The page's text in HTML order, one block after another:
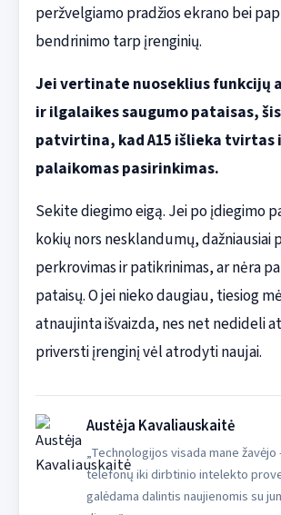
peržvelgiamo pradžios ekrano bei
bendrinimo tarp įrenginių.
Jei vertinate nuoseklius funkcijų
ir ilgalaikes saugumo pataisas,
patvirtina, kad A15 išlieka tvirtas
palaikomas pasirinkimas.
Sekite diegimo eigą. Jei po įdiegimo
kokių nors nesklandumų, dažniausiai
perkrovimas ir patikrinimas, ar nėra
pataisų. O jei nieko daugiau, tiesiog
atnaujinta išvaizda, nes net nedideli
priversti įrenginį vėl atrodyti naujai.
Austėja Kavaliauskaitė
„Technologijos visada mane žavėjo
telefonų iki dirbtinio intelekto
galėdama dalintis naujienomis su